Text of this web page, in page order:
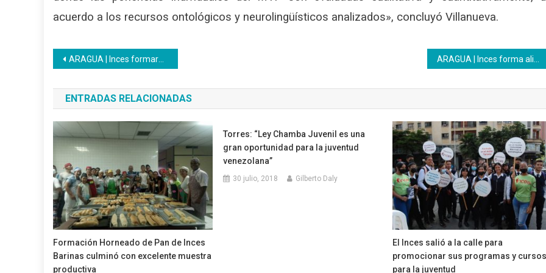
acuerdo a los recursos ontológicos y neurolingüísticos analizados», concluyó Villanueva.
Navegación
de
entradas
ARAGUA | Inces formará a los jóvenes estudiantes en los 16 motores productivos ARAGUA | Inces forma alianza con la alcaldía Francisco Linares Alcántara
ENTRADAS RELACIONADAS
Formación Horneado de Pan de Inces
Barinas culminó con excelente muestra
productiva
Torres: “Ley Chamba Juvenil es una
gran oportunidad para la juventud
venezolana”
30 julio, 2018 Gilberto Daly
El Inces salió a la calle para
promocionar sus programas y
para la juventud